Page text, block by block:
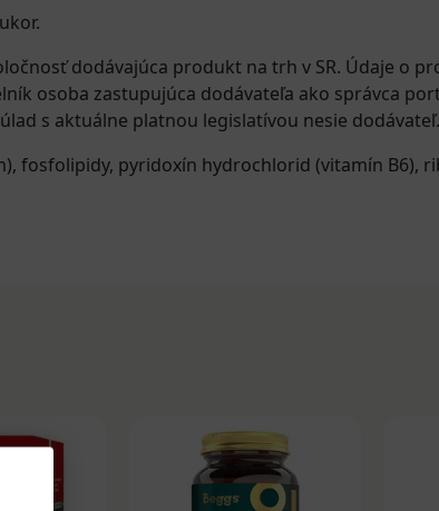
dodávajúca produkt na trh v SR. Údaje o
osoba zastupujúca dodávateľa ako správca
s aktuálne platnou legislatívou nesie dodávateľ.
, fosfolipidy, pyridoxín hydrochlorid (vitamín B6),